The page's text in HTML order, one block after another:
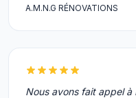
A.M.N.G RÉNOVATIONS
Nous avons fait appel à